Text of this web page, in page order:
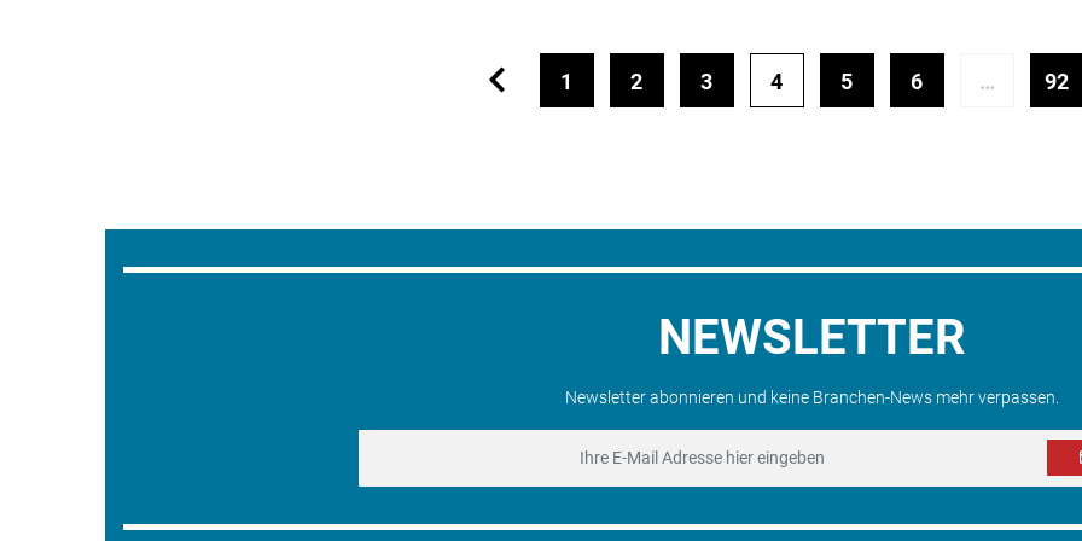
1 2 3 4 5 6 … 92
NEWSLETTER
Newsletter abonnieren und keine Branchen-News mehr verpassen.